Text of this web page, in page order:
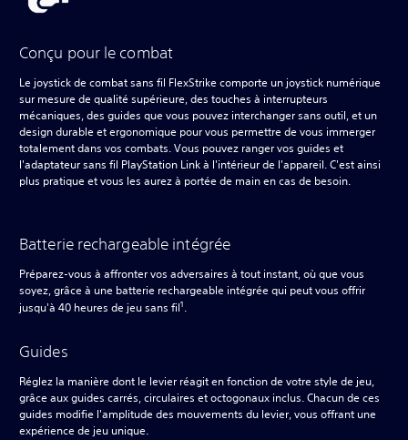
Conçu pour le combat
Le joystick de combat sans fil FlexStrike comporte un joystick numérique
sur mesure de qualité supérieure, des touches à interrupteurs
mécaniques, des guides que vous pouvez interchanger sans outil, et un
design durable et ergonomique pour vous permettre de vous immerger
totalement dans vos combats. Vous pouvez ranger vos guides et
l'adaptateur sans fil PlayStation Link à l'intérieur de l'appareil. C'est ainsi
plus pratique et vous les aurez à portée de main en cas de besoin.
Batterie rechargeable intégrée
Préparez-vous à affronter vos adversaires à tout instant, où que vous
soyez, grâce à une batterie rechargeable intégrée qui peut vous offrir
jusqu'à 40 heures de jeu sans fil1.
Guides
Réglez la manière dont le levier réagit en fonction de votre style de jeu,
grâce aux guides carrés, circulaires et octogonaux inclus. Chacun de ces
guides modifie l'amplitude des mouvements du levier, vous offrant une
expérience de jeu unique.